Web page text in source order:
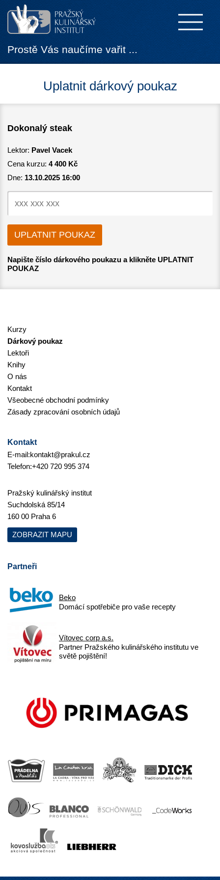
Prostě Vás naučíme vařit ...
Uplatnit dárkový poukaz
Dokonalý steak
Lektor: Pavel Vacek
Cena kurzu: 4 400 Kč
Dne: 13.10.2025 16:00
Napište číslo dárkového poukazu a klikněte UPLATNIT
POUKAZ
Kurzy
Dárkový poukaz
Lektoři
Knihy
O nás
Kontakt
Všeobecné obchodní podmínky
Zásady zpracování osobních údajů
Kontakt
E-mail:kontakt@prakul.cz
Telefon:+420 720 995 374
Pražský kulinářský institut
Suchdolská 85/14
160 00 Praha 6
ZOBRAZIT MAPU
Partneři
Beko
Domácí spotřebiče pro vaše recepty
Vítovec corp a.s.
Partner Pražského kulinářského institutu ve
světě pojištění!